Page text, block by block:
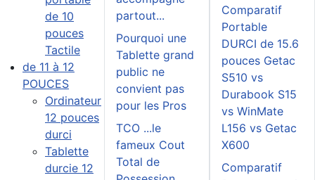
de 10
pouces
Tactile
de 11 à 12
POUCES
Ordinateur
12 pouces
durci
Tablette
durcie 12
partout...
Pourquoi une
Tablette grand
public ne
convient pas
pour les Pros
TCO ...le
fameux Cout
Total de
Comparatif
Portable
DURCI de 15.6
pouces Getac
S510 vs
Durabook S15
vs WinMate
L156 vs Getac
X600
Comparatif